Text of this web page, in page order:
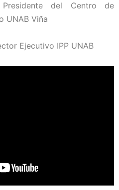
del Centro de
UNAB Viña
Ejecutivo IPP UNAB